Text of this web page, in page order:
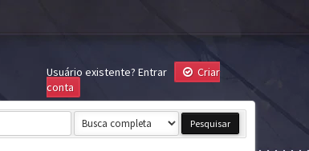
Usuário existente? Entrar
Criar
conta